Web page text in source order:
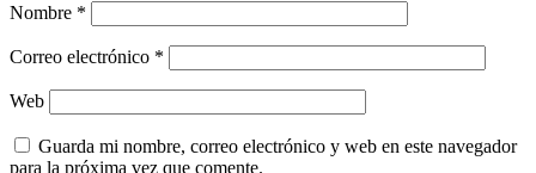
Nombre *
Correo electrónico *
Web
Guarda mi nombre, correo electrónico y web en este navegador
para la próxima vez que comente.